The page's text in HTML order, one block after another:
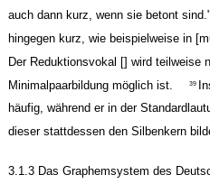
auch dann kurz, wenn sie betont sind."
hingegen kurz, wie beispielweise in [m
Der Reduktionsvokal [] wird teilweise
Minimalpaarbildung möglich ist.
39
häufig, während er in der
dieser stattdessen den Silbenkern
3.1.3 Das Graphemsystem des